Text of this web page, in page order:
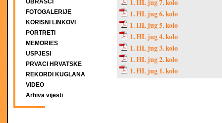
OBRASCI
FOTOGALERIJE
KORISNI LINKOVI
PORTRETI
MEMORIES
USPJESI
PRVACI HRVATSKE
REKORDI KUGLANA
VIDEO
Arhiva vijesti
1. HL jug 7. kolo
1. HL jug 6. kolo
1. HL jug 5. kolo
1. HL jug 4. kolo
1. HL jug 3. kolo
1. HL jug 2. kolo
1. HL jug 1. kolo